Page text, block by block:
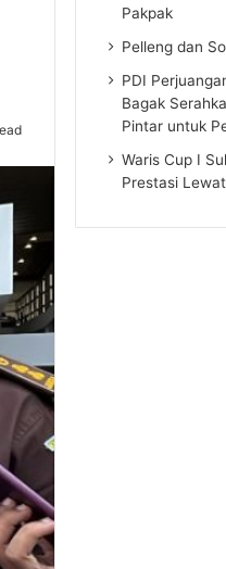
Pakpak
Pelleng dan
PDI
Bagak
Pintar untuk
Waris Cup I
Prestasi